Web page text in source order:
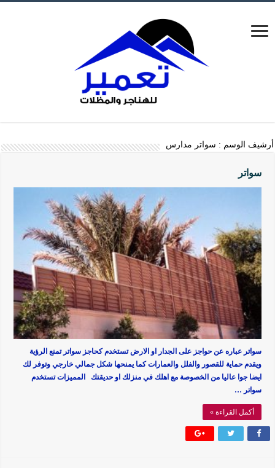
أرشيف الوسم : سواتر مدارس
سواتر
سواتر عباره عن حواجز على الجدار او الارض تستخدم كحاجز سواتر تمنع الرؤية
ويقدم حماية للقصور والفلل والعمارات كما يمنحها شكل جمالي خارجي وتوفر لك
ايضا جوا عاليا من الخصوصة مع اهلك في منزلك او حديقتك المميزات تستخدم
سواتر …
أكمل القراءة »